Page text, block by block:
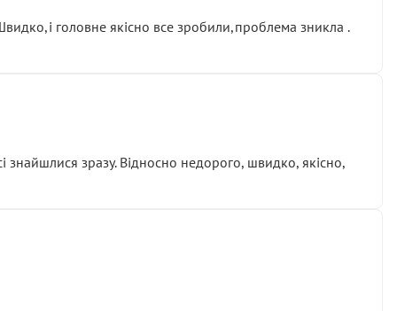
головне якісно все зробили,проблема зникла .
знайшлися зразу. Відносно недорого, швидко, якісно,